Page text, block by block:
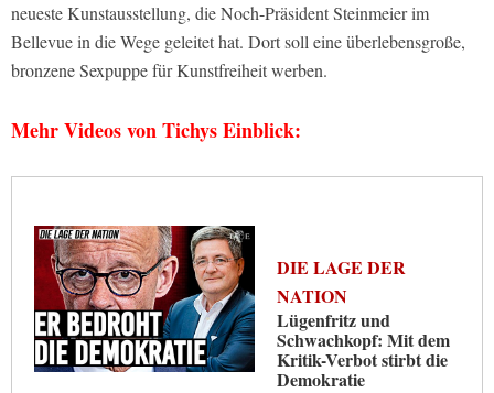
neueste Kunstausstellung, die Noch-Präsident Steinmeier im
Bellevue in die Wege geleitet hat. Dort soll eine überlebensgroße,
bronzene Sexpuppe für Kunstfreiheit werben.
Mehr Videos von Tichys Einblick:
DIE LAGE DER
NATION
Lügenfritz und
Schwachkopf: Mit dem
Kritik-Verbot stirbt die
Demokratie